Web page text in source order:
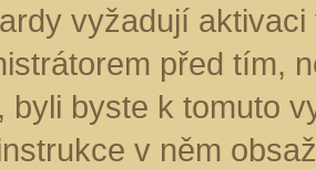
vyžadují
před tím,
byli byste k tomuto
v něm